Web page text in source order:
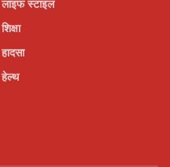
लाइफ स्टाइल
शिक्षा
हादसा
हेल्थ